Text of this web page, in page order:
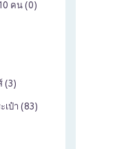
คน (0)
(3)
เป๋า (83)